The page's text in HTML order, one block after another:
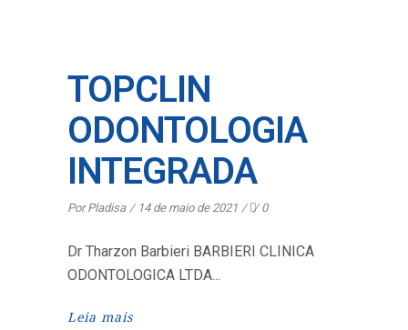
TOPCLIN
ODONTOLOGIA
INTEGRADA
Por Pladisa 14 de maio de 2021 0
Dr Tharzon Barbieri BARBIERI CLINICA
ODONTOLOGICA LTDA
Leia mais